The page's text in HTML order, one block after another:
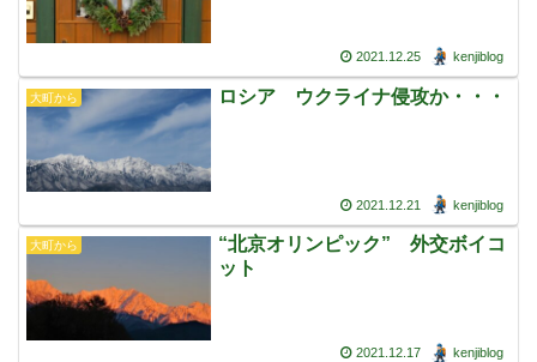
2021.12.25 kenjiblog
大町から ロシア ウクライナ侵攻か・・・
2021.12.21 kenjiblog
大町から
“北京オリンピック” 外交ボイコ
ット
2021.12.17 kenjiblog